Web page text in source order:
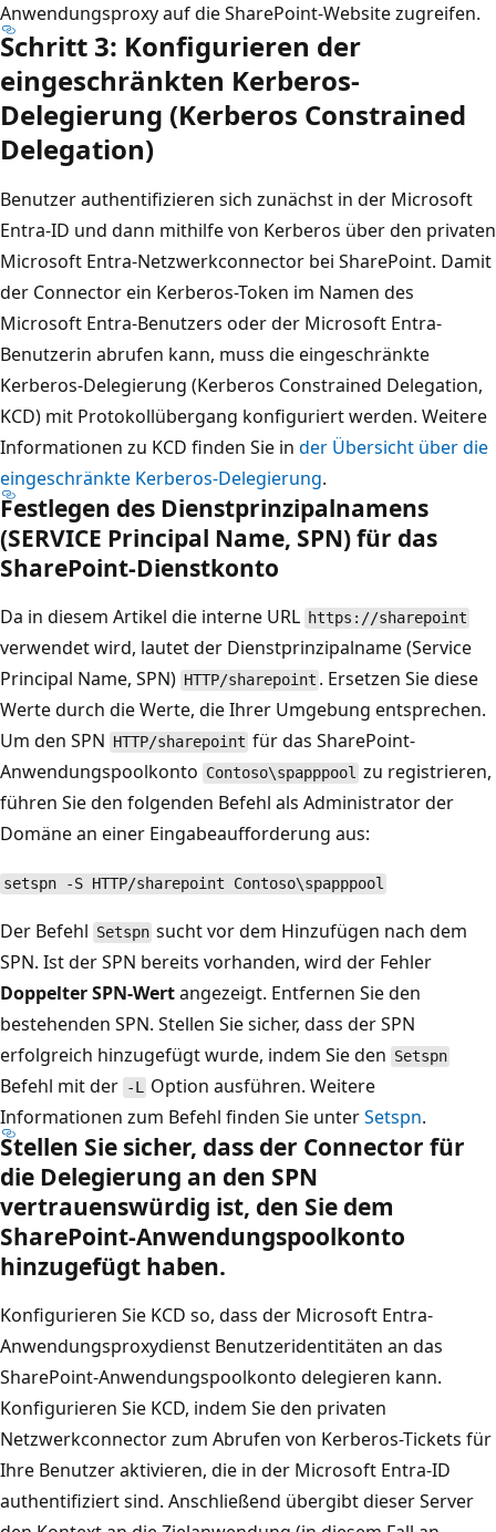
Anwendungsproxy auf die SharePoint-Website zugreifen.
Schritt 3: Konfigurieren der
eingeschränkten Kerberos-
Delegierung (Kerberos Constrained
Delegation)
Benutzer authentifizieren sich zunächst in der Microsoft
Entra-ID und dann mithilfe von Kerberos über den privaten
Microsoft Entra-Netzwerkconnector bei SharePoint. Damit
der Connector ein Kerberos-Token im Namen des
Microsoft Entra-Benutzers oder der Microsoft Entra-
Benutzerin abrufen kann, muss die eingeschränkte
Kerberos-Delegierung (Kerberos Constrained Delegation,
KCD) mit Protokollübergang konfiguriert werden. Weitere
Informationen zu KCD finden Sie in der Übersicht über die
eingeschränkte Kerberos-Delegierung.
Festlegen des Dienstprinzipalnamens
(SERVICE Principal Name, SPN) für das
SharePoint-Dienstkonto
Da in diesem Artikel die interne URL https://sharepoint
verwendet wird, lautet der Dienstprinzipalname (Service
Principal Name, SPN) HTTP/sharepoint . Ersetzen Sie diese
Werte durch die Werte, die Ihrer Umgebung entsprechen.
Um den SPN HTTP/sharepoint für das SharePoint-
Anwendungspoolkonto Contoso\spapppool zu registrieren,
führen Sie den folgenden Befehl als Administrator der
Domäne an einer Eingabeaufforderung aus:
setspn -S HTTP/sharepoint Contoso\spapppool
Der Befehl Setspn sucht vor dem Hinzufügen nach dem
SPN. Ist der SPN bereits vorhanden, wird der Fehler
Doppelter SPN-Wertangezeigt. Entfernen Sie den
bestehenden SPN. Stellen Sie sicher, dass der SPN
erfolgreich hinzugefügt wurde, indem Sie den Setspn
Befehl mit der -L Option ausführen. Weitere
Informationen zum Befehl finden Sie unterSetspn.
Stellen Sie sicher, dass der Connector für
die Delegierung an den SPN
vertrauenswürdig ist, den Sie dem
SharePoint-Anwendungspoolkonto
hinzugefügt haben.
Konfigurieren Sie KCD so, dass der Microsoft Entra-
Anwendungsproxydienst Benutzeridentitäten an das
SharePoint-Anwendungspoolkonto delegieren kann.
Konfigurieren Sie KCD, indem Sie den privaten
Netzwerkconnector zum Abrufen von Kerberos-Tickets für
Ihre Benutzer aktivieren, die in der Microsoft Entra-ID
authentifiziert sind. Anschließend übergibt dieser Server